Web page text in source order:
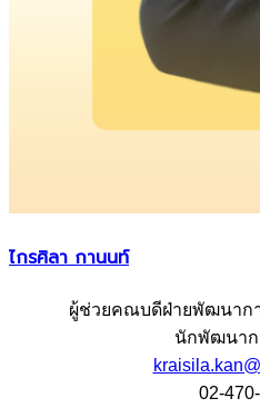
ไกรศิลา กานนท์
ผู้ช่วยคณบดีฝ่ายพัฒนาก
นักพัฒนาก
02-